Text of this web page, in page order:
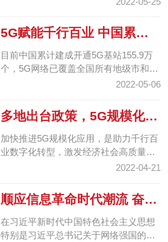
5G赋能千行百业 中国累计
建成开通5G基站155.9万...
目前中国累计建成开通5G基站155.9万
个，5G网络已覆盖全国所有地级市和县
城城区。亮眼成绩单背后，是一个个真
2022-05-06
多地出台政策，5G规模化应
用“提档加速”
加快推进5G规模化应用，是助力千行百
业数字化转型，激发经济社会高质量发
展新动能的关键举措。今年的政府工作
2022-04-21
顺应信息革命时代潮流 奋力
推进网络强国建设
在习近平新时代中国特色社会主义思想
特别是习近平总书记关于网络强国的重